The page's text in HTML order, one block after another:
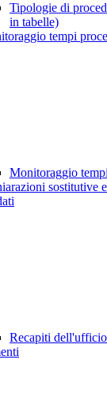
Tipologie di
in tabelle)
tempi
Monitoraggio
sostitutive
Recapiti